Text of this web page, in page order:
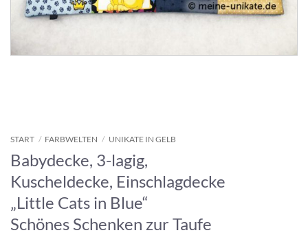
START / FARBWELTEN / UNIKATE IN GELB
Babydecke, 3-lagig,
Kuscheldecke, Einschlagdecke
„Little Cats in Blue“
Schönes Schenken zur Taufe